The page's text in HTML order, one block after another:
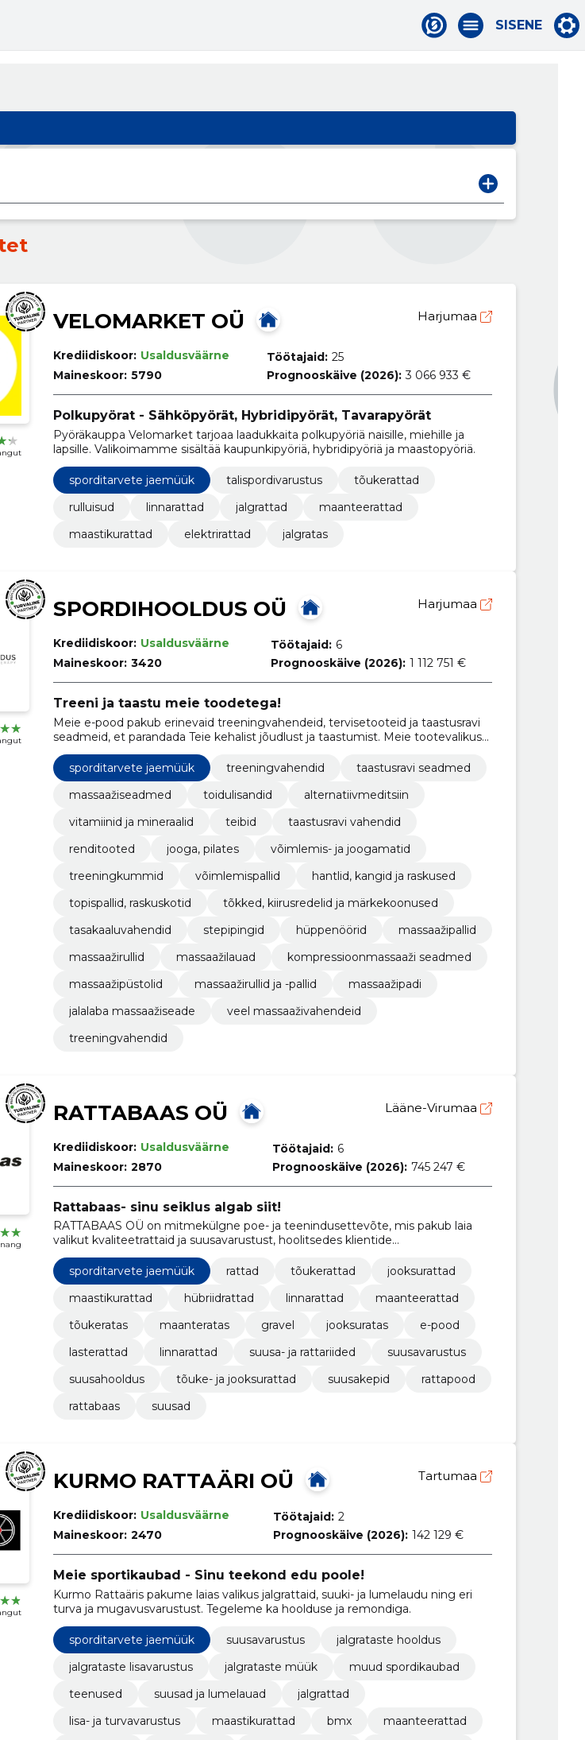
SISENE
VELOMARKET OÜ Harjumaa
Krediidiskoor: Usaldusväärne
Maineskoor: 5790
Töötajaid: 25
Prognooskäive (2026): 3 066 933 €
Polkupyörat - Sähköpyörät, Hybridipyörät, Tavarapyörät
Pyöräkauppa Velomarket tarjoaa laadukkaita polkupyöriä naisille, miehille ja
lapsille. Valikoimamme sisältää kaupunkipyöriä, hybridipyöriä ja maastopyöriä.
sporditarvete jaemüük talispordivarustus
tõukerattad
rulluisud
linnarattad jalgrattad
maanteerattad
maastikurattad
elektrirattad jalgratas
SPORDIHOOLDUS OÜ Harjumaa
Krediidiskoor: Usaldusväärne
Maineskoor: 3420
Töötajaid: 6
Prognooskäive (2026): 1 112 751 €
Treeni ja taastu meie toodetega!
Meie e-pood pakub erinevaid treeningvahendeid, tervisetooteid ja taastusravi
seadmeid, et parandada Teie kehalist jõudlust ja taastumist. Meie tootevalikust
muud!sporditarvete jaemüük treeningvahendid
taastusravi seadmed
massaažiseadmed
toidulisandid
alternatiivmeditsiin
vitamiinid ja mineraalid
teibid
taastusravi vahendid
renditooted
jooga, pilates
võimlemis- ja joogamatid
treeningkummid
võimlemispallid
hantlid, kangid ja raskused
topispallid, raskuskotid
tõkked, kiirusredelid ja märkekoonused
tasakaaluvahendid
stepipingid hüppenöörid
massaažipallid
massaažirullid
massaažilauad
kompressioonmassaaži seadmed
massaažipüstolid
massaažirullid ja -pallid
massaažipadi
jalalaba massaažiseade
veel massaaživahendeid
treeningvahendid
RATTABAAS OÜ Lääne-Virumaa
Krediidiskoor: Usaldusväärne
Maineskoor: 2870
Töötajaid: 6
Prognooskäive (2026): 745 247 €
Rattabaas- sinu seiklus algab siit!
RATTABAAS OÜ on mitmekülgne poe- ja teenindusettevõte, mis pakub laia
valikut kvaliteetrattaid ja suusavarustust, hoolitsedes klientide
liikumisharrastuste ja seikluste eest.
sporditarvete jaemüük
rattad tõukerattad
jooksurattad
maastikurattad
hübriidrattad linnarattad
maanteerattad
tõukeratas
maanteratas gravel jooksuratas
e-pood
lasterattad
linnarattad suusa- ja rattariided
suusavarustus
suusahooldus
tõuke- ja jooksurattad suusakepid
rattapood
rattabaas
suusad
KURMO RATTAÄRI OÜ Tartumaa
Krediidiskoor: Usaldusväärne
Maineskoor: 2470
Töötajaid: 2
Prognooskäive (2026): 142 129 €
Meie sportikaubad - Sinu teekond edu poole!
Kurmo Rattaäris pakume laias valikus jalgrattaid, suuki- ja lumelaudu ning eri
turva ja mugavusvarustust. Tegeleme ka hoolduse ja remondiga.
sporditarvete jaemüük suusavarustus
jalgrataste hooldus
jalgrataste lisavarustus
jalgrataste müük
muud spordikaubad
teenused
suusad ja lumelauad
jalgrattad
lisa- ja turvavarustus
maastikurattad bmx
maanteerattad